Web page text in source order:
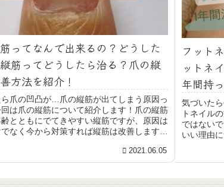
ってなんで出来るの？どうした
筋ってどうしたら治る？爪の縦
方法を紹介！
爪の凹凸が…爪の縦筋が出てしまう原因っ
は爪の縦筋について紹介します！爪の縦筋
とともにでてきやすい縦筋ですが、原因は
なく今から対策すれば縦筋は改善します。
2021.06.05
フット
ットネ
年間持
気づいた
トネイル
ではない
いい理由
てどのく